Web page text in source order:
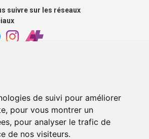
de suivi pour améliorer
pour vous montrer un
pour analyser le trafic de
de nos visiteurs.
suivre sur les réseaux